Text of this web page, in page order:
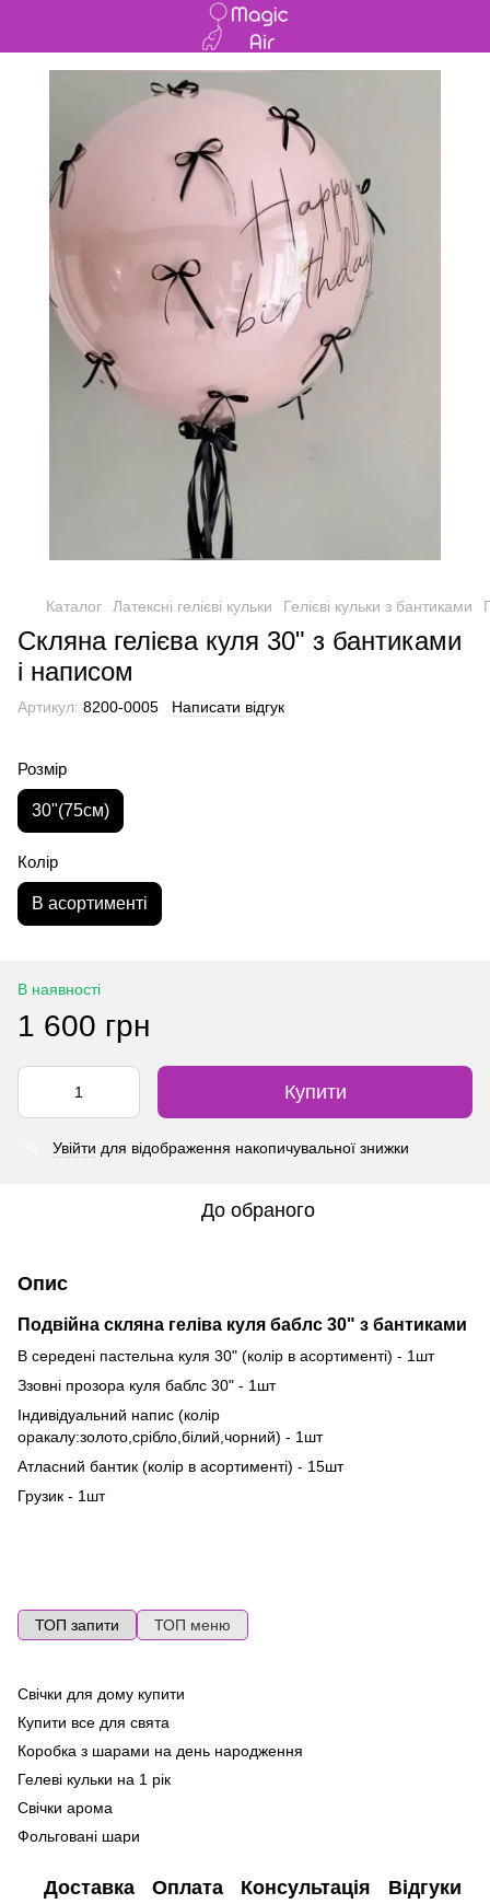
Каталог Латексні гелієві кульки Гелієві кульки з бантиками
Скляна гелієва куля 30" з бантиками
і написом
Артикул: 8200-0005 Написати відгук
Розмір
30"(75см)
Колір
В асортименті
В наявності
1 600 грн
Купити
Увійти для відображення накопичувальної знижки
До обраного
Опис
Подвійна скляна геліва куля баблс 30" з бантиками
В середені пастельна куля 30" (колір в асортименті) - 1шт
Ззовні прозора куля баблс 30" - 1шт
Індивідуальний напис (колір
оракалу:золото,срібло,білий,чорний) - 1шт
Атласний бантик (колір в асортименті) - 15шт
Грузик - 1шт
ТОП запити ТОП меню
Свічки для дому купити
Купити все для свята
Коробка з шарами на день народження
Гелеві кульки на 1 рік
Свічки арома
Фольговані шари
Ковпаки на день народження
Доставка Оплата Консультація Відгуки